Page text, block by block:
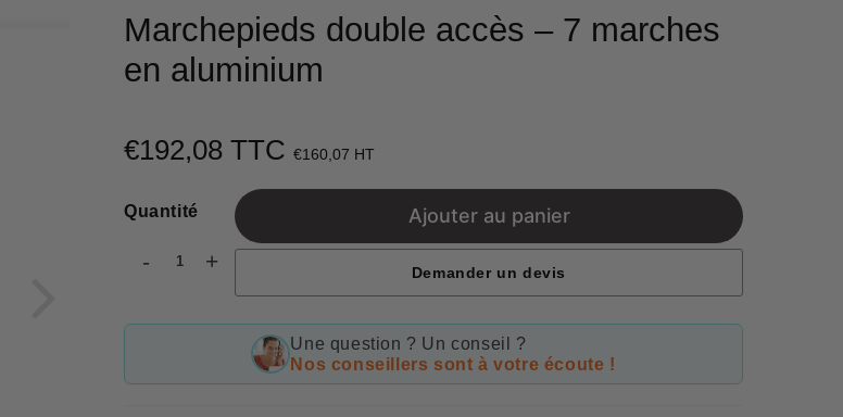
Marchepieds double accès – 7 marches
en aluminium
€192,08 TTC €160,07 HT
Quantité
- +
Ajouter au panier
Demander un devis
Une question ? Un conseil ?
Nos conseillers sont à votre écoute !